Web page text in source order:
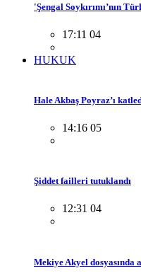
'Şengal Soykırımı’nın
17:11 04
HUKUK
Hale Akbaş Poyraz’ı
14:16 05
Şiddet failleri tutuklandı
12:31 04
Mekiye Akyel dosyasında